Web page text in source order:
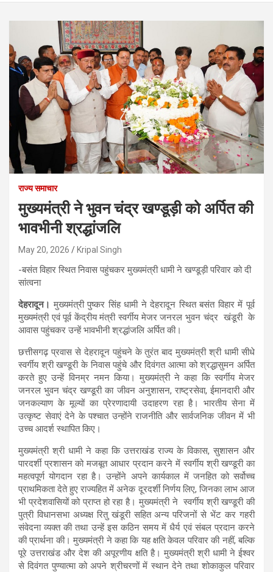
राज्य समाचार
मुख्यमंत्री ने भुवन चंद्र खण्डूड़ी को अर्पित की
भावभीनी श्रद्धांजलि
May 20, 2026 Kripal Singh
-बसंत विहार स्थित निवास पहुंचकर मुख्यमंत्री धामी ने खण्डूड़ी परिवार को दी
सांत्वना
देहरादून। मुख्यमंत्री पुष्कर सिंह धामी ने देहरादून स्थित बसंत विहार में पूर्व
मुख्यमंत्री एवं पूर्व केंद्रीय मंत्री स्वर्गीय मेजर जनरल भुवन चंद्र खंडूरी के
आवास पहुंचकर उन्हें भावभीनी श्रद्धांजलि अर्पित की।
छत्तीसगढ़ प्रवास से देहरादून पहुंचने के तुरंत बाद मुख्यमंत्री श्री धामी सीधे
स्वर्गीय श्री खण्डूरी के निवास पहुंचे और दिवंगत आत्मा को श्रद्धासुमन अर्पित
करते हुए उन्हें विनम्र नमन किया। मुख्यमंत्री ने कहा कि स्वर्गीय मेजर
जनरल भुवन चंद्र खण्डूरी का जीवन अनुशासन, राष्ट्रसेवा, ईमानदारी और
जनकल्याण के मूल्यों का प्रेरणादायी उदाहरण रहा है। भारतीय सेना में
उत्कृष्ट सेवाएं देने के पश्चात उन्होंने राजनीति और सार्वजनिक जीवन में भी
उच्च आदर्श स्थापित किए।
मुख्यमंत्री श्री धामी ने कहा कि उत्तराखंड राज्य के विकास, सुशासन और
पारदर्शी प्रशासन को मजबूत आधार प्रदान करने में स्वर्गीय श्री खण्डूरी का
महत्वपूर्ण योगदान रहा है। उन्होंने अपने कार्यकाल में जनहित को सर्वोच्च
प्राथमिकता देते हुए राज्यहित में अनेक दूरदर्शी निर्णय लिए, जिनका लाभ आज
भी प्रदेशवासियों को प्राप्त हो रहा है। मुख्यमंत्री ने स्वर्गीय श्री खण्डूरी की
पुत्री विधानसभा अध्यक्ष रितु खंडूरी सहित अन्य परिजनों से भेंट कर गहरी
संवेदना व्यक्त की तथा उन्हें इस कठिन समय में धैर्य एवं संबल प्रदान करने
की प्रार्थना की। मुख्यमंत्री ने कहा कि यह क्षति केवल परिवार की नहीं, बल्कि
पूरे उत्तराखंड और देश की अपूरणीय क्षति है। मुख्यमंत्री श्री धामी ने ईश्वर
से दिवंगत पुण्यात्मा को अपने श्रीचरणों में स्थान देने तथा शोकाकुल परिवार